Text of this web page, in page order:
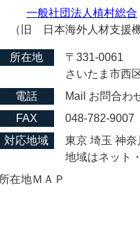
一般社団法人植村総合
（旧 日本海外人材支援機
所在地
〒331-0061
さいたま市西
電話
Mail お問合わ
FAX
048-782-9007
対応地域
東京 埼玉 神
地域はネット
所在地ＭＡＰ